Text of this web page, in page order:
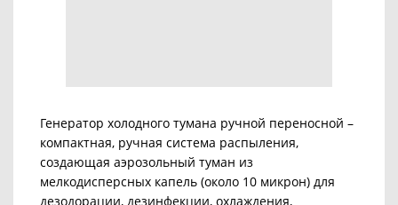
Генератор холодного тумана ручной переносной –
компактная, ручная система распыления,
создающая аэрозольный туман из
мелкодисперсных капель (около 10 микрон) для
дезодорации, дезинфекции, охлаждения,